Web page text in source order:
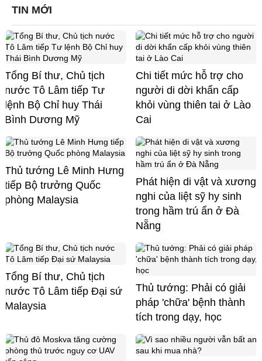
TIN MỚI
Tổng Bí thư, Chủ tịch
nước Tô Lâm tiếp Tư
lệnh Bộ Chỉ huy Thái
Bình Dương Mỹ
Chi tiết mức hỗ trợ cho
người di dời khẩn cấp
khỏi vùng thiên tai ở Lào
Cai
Thủ tướng Lê Minh Hưng
tiếp Bộ trưởng Quốc
phòng Malaysia
Phát hiện di vật và xương
nghi của liệt sỹ hy sinh
trong hầm trú ẩn ở Đà
Nẵng
Tổng Bí thư, Chủ tịch
nước Tô Lâm tiếp Đại sứ
Malaysia
Thủ tướng: Phải có giải
pháp 'chữa' bệnh thành
tích trong dạy, học